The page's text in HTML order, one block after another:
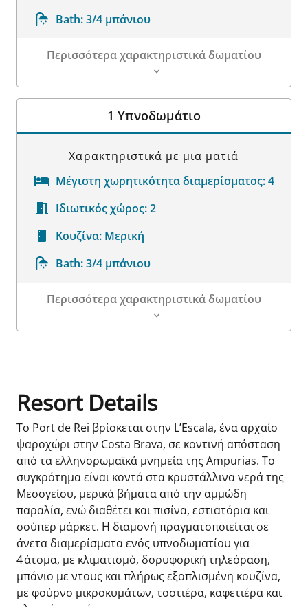
Bath:3/4 μπάνιου
Περισσότερα χαρακτηριστικά δωματίου
Λεπτομέρειες δωματίου
1 Υπνοδωμάτιο
Χαρακτηριστικά με μια ματιά
Μέγιστη χωρητικότητα διαμερίσματος:4
Ιδιωτικός χώρος:2
Κουζίνα: Μερική
Bath:3/4 μπάνιου
Περισσότερα χαρακτηριστικά δωματίου
Resort Details
Το Port de Rei βρίσκεται στην L’Escala, ένα αρχαίο
ψαροχώρι στην Costa Brava, σε κοντινή απόσταση
από τα ελληνορωμαϊκά μνημεία της Ampurias. Το
συγκρότημα είναι κοντά στα κρυστάλλινα νερά της
Μεσογείου, μερικά βήματα από την αμμώδη
παραλία, ενώ διαθέτει και πισίνα, εστιατόρια και
σούπερ μάρκετ. Η διαμονή πραγματοποιείται σε
άνετα διαμερίσματα ενός υπνοδωματίου για
4 άτομα, με κλιματισμό, δορυφορική τηλεόραση,
μπάνιο με ντους και πλήρως εξοπλισμένη κουζίνα,
με φούρνο μικροκυμάτων, τοστιέρα, καφετιέρα και